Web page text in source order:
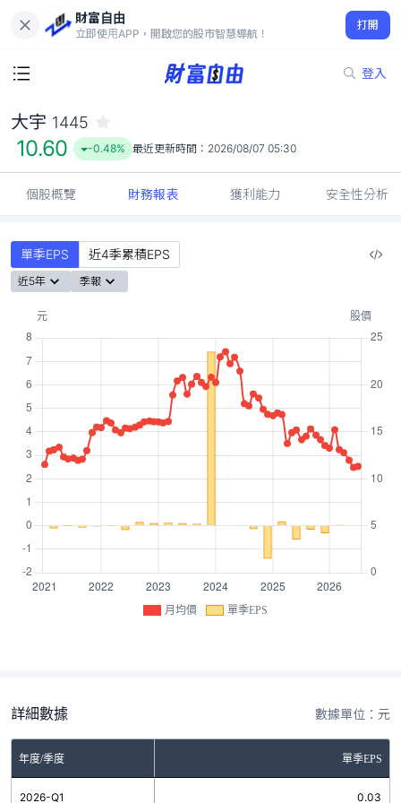
財富自由
立即使用APP，開啟您的股市智慧導航！
打開
登入
10.60
-0.48%
大宇 1445
10.60 -0.48% 最近更新時間： 2026/08/07 05:30
個股概覽 財務報表 獲利能力 安全性分析
單季EPS 近4季累積EPS
近5年 季報
月均價 單季EPS
詳細數據 數據單位：元
年度/季度 單季EPS
2026-Q1 0.03